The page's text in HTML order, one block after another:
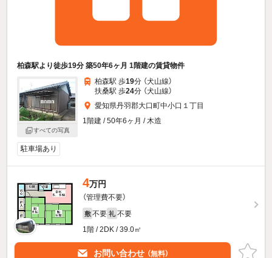
柏森駅より徒歩19分 築50年6ヶ月 1階建の賃貸物件
すべての写真
柏森駅 歩19分 （犬山線）
扶桑駅 歩24分 （犬山線）
愛知県丹羽郡大口町中小口１丁目
1階建 / 50年6ヶ月 / 木造
駐車場あり
4万円
（管理費不要）
敷 不要 礼 不要
1階 / 2DK / 39.0㎡
お問い合わせ （無料）